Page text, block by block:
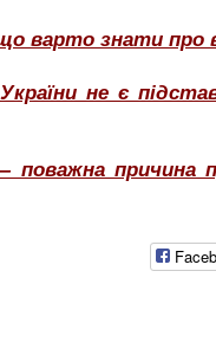
варто знати про
не є
поважна причина